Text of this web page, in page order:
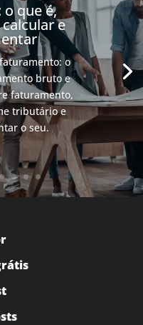
que é,
e
o
bruto e
faturamento,
tributário e
o seu.